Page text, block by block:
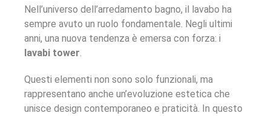
Nell’universo dell’arredamento bagno, il lavabo ha
sempre avuto un ruolo fondamentale. Negli ultimi
anni, una nuova tendenza è emersa con forza: i
lavabi tower.
Questi elementi non sono solo funzionali, ma
rappresentano anche un’evoluzione estetica che
unisce design contemporaneo e praticità. In questo